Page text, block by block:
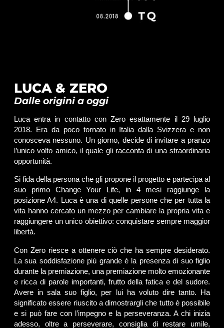
LUCA & ZERO
Dalle origini a oggi
Luca entra in contatto con Zero esattamente il 29 luglio
2018. Era da poco tornato in Italia dalla Svizzera e non
conosceva nessuno. Un giorno, decide di invitare a pranzo
l’unico volto amico, il quale gli racconta di una straordinaria
opportunità.
Si fida della persona che gli propone il progetto e partecipa al
suo primo Change Your Life, in 4 mesi raggiunge la
posizione A4. Luca è una di quelle persone che per tutta la
vita hanno cercato un mezzo per cambiare la propria vita e
raggiungere un unico obiettivo: conquistare sempre maggior
libertà.
Con Zero riesce a ottenere ciò che ha sempre desiderato.
La sua soddisfazione più grande è la presenza di suo figlio
durante la premiazione, una premiazione molto emozionante
e ricca di parole importanti, frutto della fatica e del sudore.
Avere in sala suo figlio, per lui ha voluto dire tanto. Ha
significato essere riuscito a dimostrargli che tutto è possibile
e si può fare con l’impegno e la perseveranza. A chi inizia
adesso, oltre a perseverare, consiglia di restare umile,